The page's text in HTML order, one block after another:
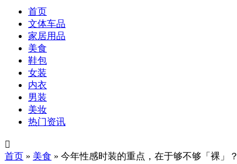
首页
文体车品
家居用品
美食
鞋包
女装
内衣
男装
美妆
热门资讯

首页 » 美食 » 今年性感时装的重点，在于够不够「裸」？